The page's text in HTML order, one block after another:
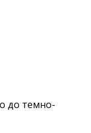
до темно-